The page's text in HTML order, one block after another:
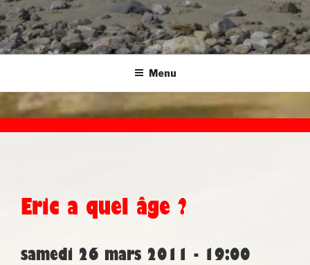
Menu
Eric a quel âge ?
samedi 26 mars 2011 - 19:00